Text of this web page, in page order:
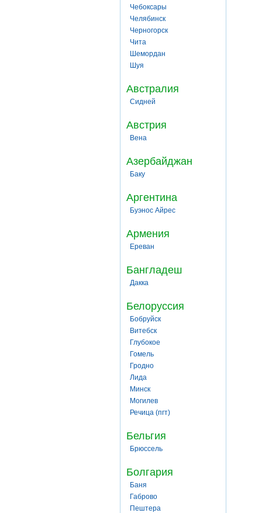
Чебоксары
Челябинск
Черногорск
Чита
Шемордан
Шуя
Австралия
Сидней
Австрия
Вена
Азербайджан
Баку
Аргентина
Буэнос Айрес
Армения
Ереван
Бангладеш
Дакка
Белоруссия
Бобруйск
Витебск
Глубокое
Гомель
Гродно
Лида
Минск
Могилев
Речица (пгт)
Бельгия
Брюссель
Болгария
Баня
Габрово
Пештера